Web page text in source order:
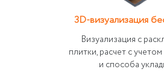
3D-визуализация
Визуализация с
плитки, расчет с
и способа